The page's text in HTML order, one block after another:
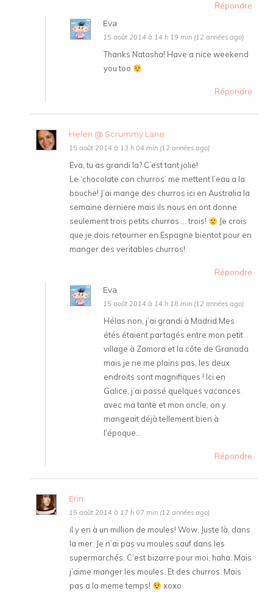
Répondre
Eva
15 août 2014 à 14 h 19 min (12 années ago)
Thanks Natasha! Have a nice weekend
you too
Répondre
Helen @ Scrummy Lane
15 août 2014 à 13 h 04 min (12 années ago)
Eva, tu as grandi la? C’est tant jolie!
Le ‘chocolate con churros’ me mettent l’eau a la
bouche! J’ai mange des churros ici en Australia la
semaine derniere mais ils nous en ont donne
seulement trois petits churros … trois!
Je crois
que je dois retourner en Espagne bientot pour en
manger des veritables churros!
Répondre
Eva
15 août 2014 à 14 h 18 min (12 années ago)
Hélas non, j’ai grandi à Madrid.Mes
étés étaient partagés entre mon petit
village à Zamora et la côte de Granada
mais je ne me plains pas, les deux
endroits sont magnifiques ! Ici en
Galice, j’ai passé quelques vacances
avec ma tante et mon oncle, on y
mangeait déjà tellement bien à
l’époque…
Répondre
Erin
15 août 2014 à 17 h 07 min (12 années ago)
il y en à un million de moules! Wow. Juste là, dans
la mer. Je n’ai pas vu moules sauf dans les
supermarchés. C’est bizarre pour moi, haha. Mais
j’aime manger les moules. Et des churros. Mais
pas a la meme temps!
xoxo